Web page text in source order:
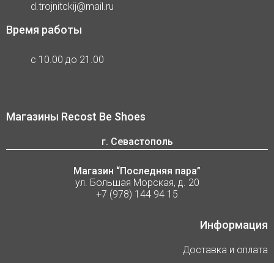
d.trojnitckij@mail.ru
Время работы
с 10.00 до 21.00
Магазины Recost Be Shoes
г. Севастополь
Магазин “Последняя пара”
ул. Большая Морская, д. 20
+7 (978) 144 94 15
Информация
Доставка и оплата